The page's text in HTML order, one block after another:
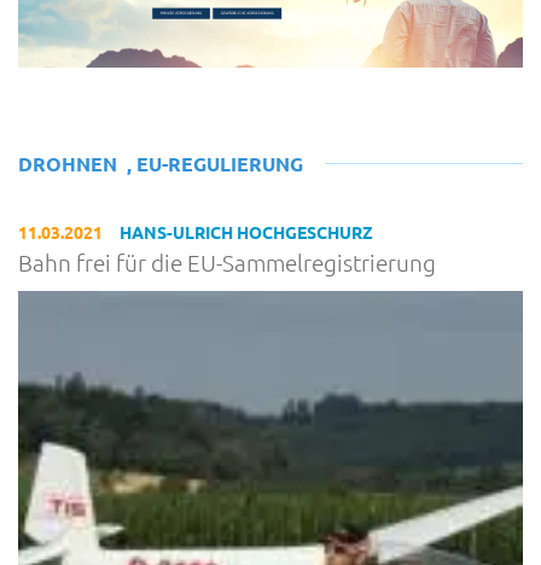
DROHNEN , EU-REGULIERUNG
11.03.2021 HANS-ULRICH HOCHGESCHURZ
Bahn frei für die EU-Sammelregistrierung